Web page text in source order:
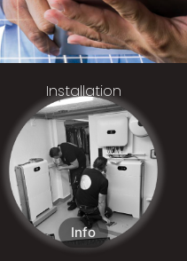
Installation